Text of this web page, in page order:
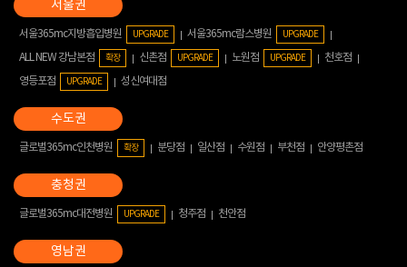
서울365mc지방흡입병원 UPGRADE 서울365mc람스병원 UPGRADE
ALL NEW 강남본점 확장 신촌점 UPGRADE 노원점 UPGRADE
천호점
영등포점
UPGRADE 성신여대점
글로벌365mc인천병원 확장 분당점 일산점 수원점 부천점 안양평촌점
글로벌365mc대전병원 UPGRADE 청주점 천안점